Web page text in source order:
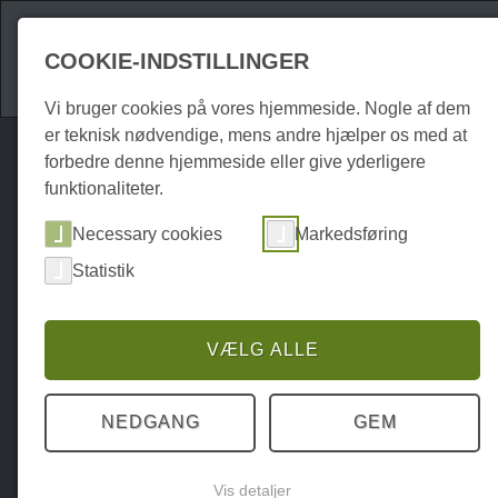
COOKIE-INDSTILLINGER
Vi bruger cookies på vores hjemmeside. Nogle af dem
er teknisk nødvendige, mens andre hjælper os med at
forbedre denne hjemmeside eller give yderligere
funktionaliteter.
Necessary cookies
Markedsføring
Statistik
VÆLG ALLE
NEDGANG GEM
Vis detaljer